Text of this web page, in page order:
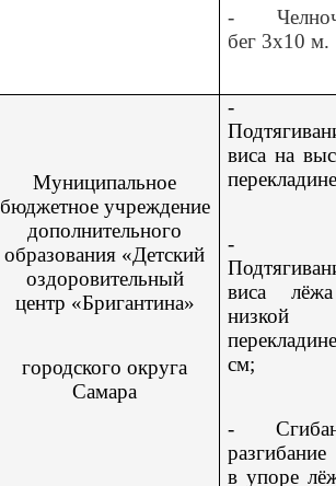
-
бег 3х10 м.
Муниципальное
бюджетное учреждение
дополнительного
образования «Детский
оздоровительный
центр «Бригантина»
городского округа
Самара
-
виса на
-
виса
низкой
см;
-
в упоре